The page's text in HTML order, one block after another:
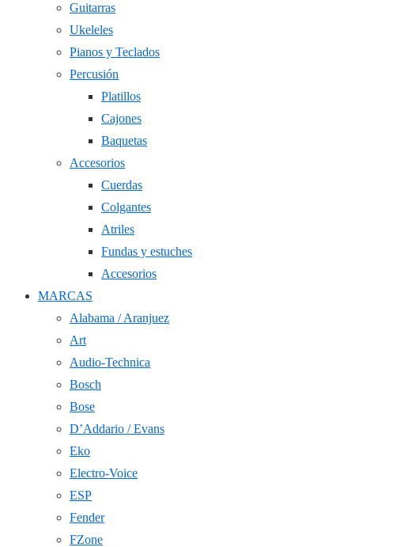
Guitarras
Ukeleles
Pianos y Teclados
Percusión
Platillos
Cajones
Baquetas
Accesorios
Cuerdas
Colgantes
Atriles
Fundas y estuches
Accesorios
MARCAS
Alabama / Aranjuez
Art
Audio-Technica
Bosch
Bose
D’Addario / Evans
Eko
Electro-Voice
ESP
Fender
FZone